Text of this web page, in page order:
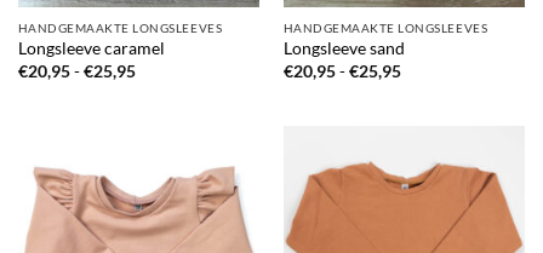
HANDGEMAAKTE LONGSLEEVES
Longsleeve caramel
€20,95 - €25,95Prijsklasse:
HANDGEMAAKTE LONGSLEEVES
Longsleeve sand
€20,95 - €25,95Prijsklasse: